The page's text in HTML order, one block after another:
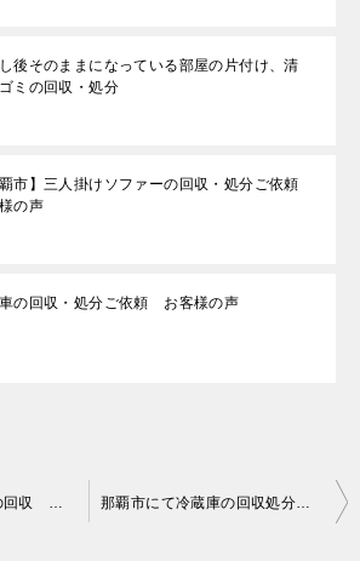
後そのままになっている部屋の片付け、清
ミの回収・処分
覇市】三人掛けソファーの回収・処分ご依頼
の声
の回収・処分ご依頼 お客様の声
読谷村にて粗大ごみの回収 お客様の声 那覇市にて冷蔵庫の回収処分 お客様の声